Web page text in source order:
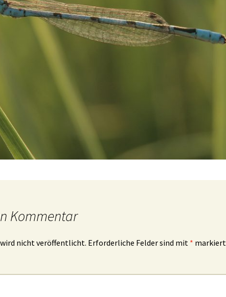
Kommentar
wird nicht veröffentlicht. Erforderliche Felder sind mit * markiert